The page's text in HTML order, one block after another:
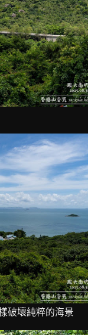
破壞純粹的海景